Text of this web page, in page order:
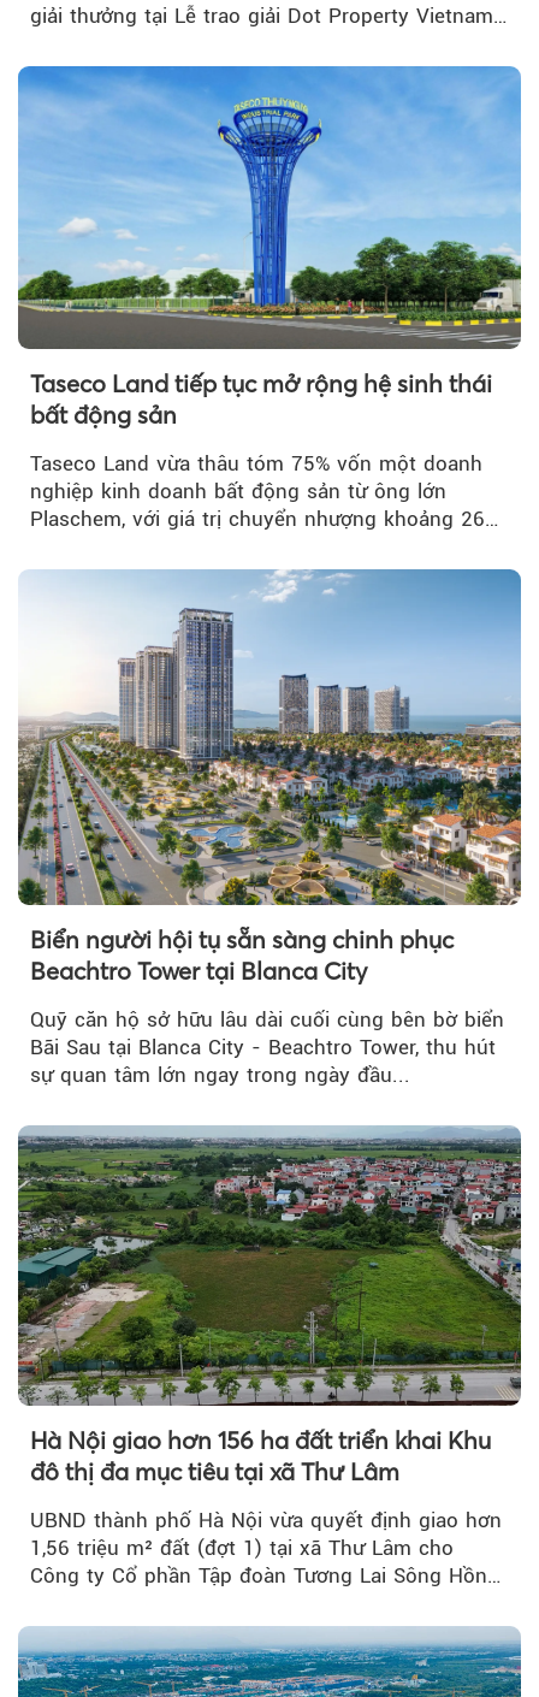
giải thưởng tại Lễ trao giải Dot Property Vietnam
Taseco Land tiếp tục mở rộng hệ sinh thái
bất động sản
Taseco Land vừa thâu tóm 75% vốn một doanh
nghiệp kinh doanh bất động sản từ ông lớn
Plaschem, với giá trị chuyển nhượng khoảng 262
Biển người hội tụ sẵn sàng chinh phục
Beachtro Tower tại Blanca City
Quỹ căn hộ sở hữu lâu dài cuối cùng bên bờ biển
Bãi Sau tại Blanca City - Beachtro Tower, thu hút
sự quan tâm lớn ngay trong ngày đầu...
Hà Nội giao hơn 156 ha đất triển khai Khu
đô thị đa mục tiêu tại xã Thư Lâm
UBND thành phố Hà Nội vừa quyết định giao hơn
1,56 triệu m² đất (đợt 1) tại xã Thư Lâm cho
Công ty Cổ phần Tập đoàn Tương Lai Sông Hồng